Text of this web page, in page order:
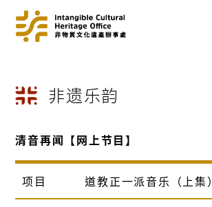
非遗乐韵
清音再闻【网上节目】
项目 道教正一派音乐（上集）